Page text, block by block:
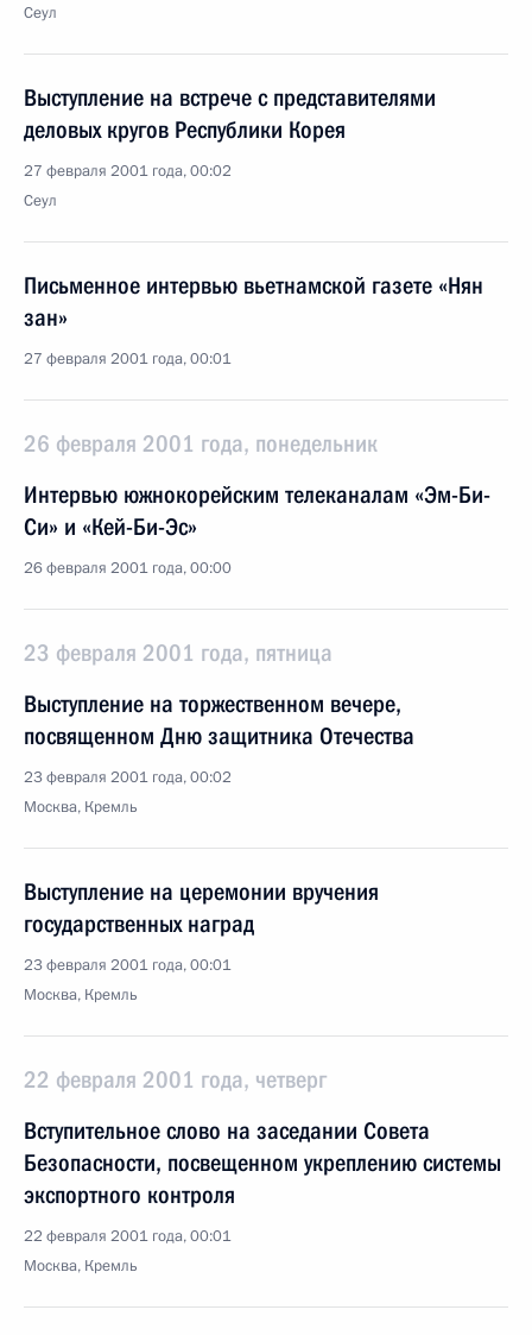
Сеул
Выступление на встрече с представителями
деловых кругов Республики Корея
27 февраля 2001 года, 00:02
Сеул
Письменное интервью вьетнамской газете «Нян
зан»
27 февраля 2001 года, 00:01
26 февраля 2001 года, понедельник
Интервью южнокорейским телеканалам «Эм-Би-
Си» и «Кей-Би-Эс»
26 февраля 2001 года, 00:00
23 февраля 2001 года, пятница
Выступление на торжественном вечере,
посвященном Дню защитника Отечества
23 февраля 2001 года, 00:02
Москва, Кремль
Выступление на церемонии вручения
государственных наград
23 февраля 2001 года, 00:01
Москва, Кремль
22 февраля 2001 года, четверг
Вступительное слово на заседании Совета
Безопасности, посвещенном укреплению системы
экспортного контроля
22 февраля 2001 года, 00:01
Москва, Кремль